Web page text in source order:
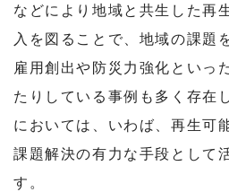
などにより地域と共生した再
入を図ることで、地域の課題
雇用創出や防災力強化といっ
たりしている事例も多く存在
においては、いわば、再生可
課題解決の有力な手段として
す。